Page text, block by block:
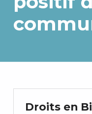
Droits en